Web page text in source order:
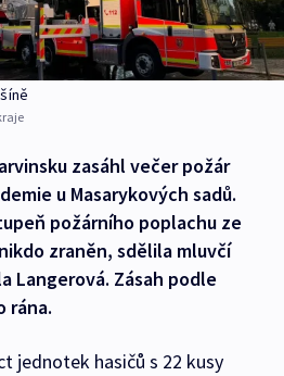
zasáhl večer požár
u Masarykových sadů.
požárního poplachu ze
zraněn, sdělila mluvčí
Langerová. Zásah podle
rána.
jednotek hasičů s 22 kusy